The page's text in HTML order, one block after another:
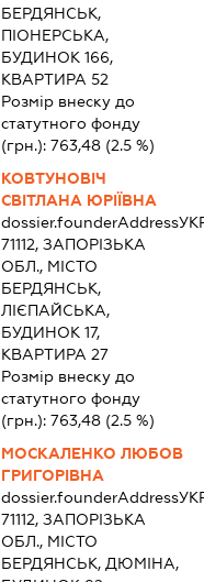
БЕРДЯНСЬК,
ПІОНЕРСЬКА,
БУДИНОК 166,
КВАРТИРА 52
Розмір внеску до
статутного фонду
(грн.):763,48 (2.5 %)
КОВТУНОВІЧ
СВІТЛАНА ЮРІЇВНА
dossier.founderAddress
71112, ЗАПОРІЗЬКА
ОБЛ., МІСТО
БЕРДЯНСЬК,
ЛІЄПАЙСЬКА,
БУДИНОК 17,
КВАРТИРА 27
Розмір внеску до
статутного фонду
(грн.):763,48 (2.5 %)
МОСКАЛЕНКО ЛЮБОВ
ГРИГОРІВНА
dossier.founderAddress
71112, ЗАПОРІЗЬКА
ОБЛ., МІСТО
БЕРДЯНСЬК, ДЮМІНА,